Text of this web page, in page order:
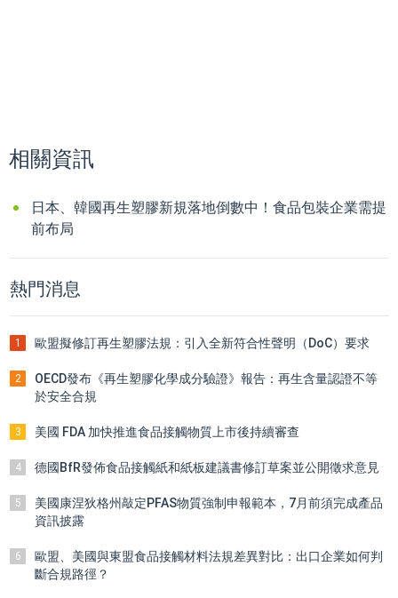
相關資訊
日本、韓國再生塑膠新規落地倒數中！食品包裝企業需提
前布局
熱門消息
1 歐盟擬修訂再生塑膠法規：引入全新符合性聲明（DoC）要求
2
OECD發布《再生塑膠化學成分驗證》報告：再生含量認證不等
於安全合規
3 美國 FDA 加快推進食品接觸物質上市後持續審查
4 德國BfR發佈食品接觸紙和紙板建議書修訂草案並公開徵求意見
5
美國康涅狄格州敲定PFAS物質強制申報範本，7月前須完成產品
資訊披露
6
歐盟、美國與東盟食品接觸材料法規差異對比：出口企業如何判
斷合規路徑？